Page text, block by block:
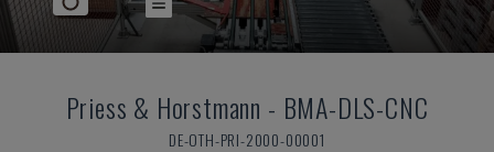
Priess & Horstmann - BMA-DLS-CNC
DE-OTH-PRI-2000-00001